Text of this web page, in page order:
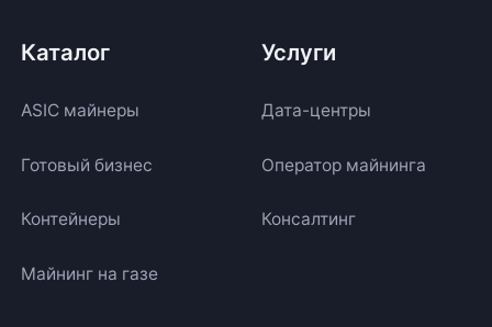
Каталог
ASIC майнеры
Готовый бизнес
Контейнеры
Майнинг на газе
Услуги
Дата-центры
Оператор майнинга
Консалтинг